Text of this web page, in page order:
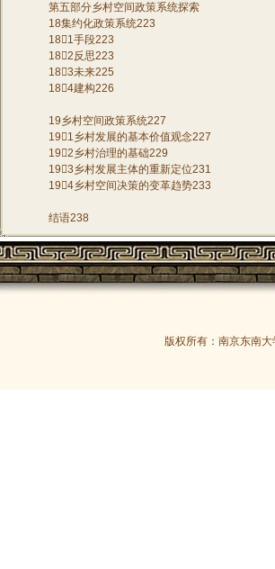
版权所有：南京东南
第五部分乡村空间政策系统探索
18集约化政策系统223
181手段223
182反思223
183未来225
184建构226
19乡村空间政策系统227
191乡村发展的基本价值观念227
192乡村治理的基础229
193乡村发展主体的重新定位231
194乡村空间决策的变革趋势233
结语238